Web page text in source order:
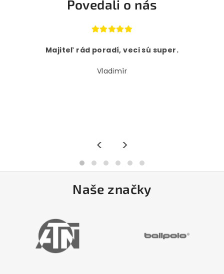
Povedali o nás
Majiteľ rád poradí, veci sú super.
Vladimír
< >
Naše značky